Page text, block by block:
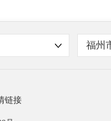
福州
链接